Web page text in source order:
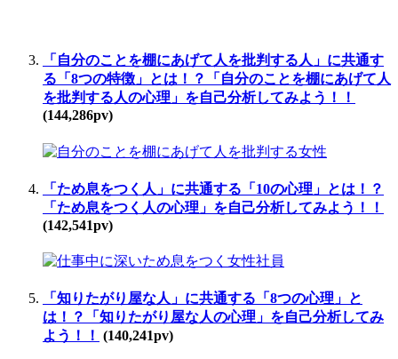
「自分のことを棚にあげて人を批判する人」に共通す
る「8つの特徴」とは！？「自分のことを棚にあげて人
を批判する人の心理」を自己分析してみよう！！
(144,286pv)
「ため息をつく人」に共通する「10の心理」とは！？
「ため息をつく人の心理」を自己分析してみよう！！
(142,541pv)
「知りたがり屋な人」に共通する「8つの心理」と
は！？「知りたがり屋な人の心理」を自己分析してみ
よう！！ (140,241pv)